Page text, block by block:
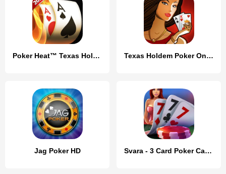
Poker Heat™ Texas Holdem Poker Texas Holdem Poker Online
Jag Poker HD Svara - 3 Card Poker Card Game